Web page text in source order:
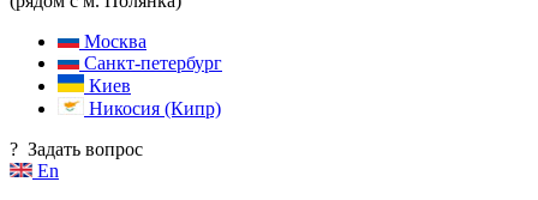
Москва
Санкт-петербург
Киев
Никосия (Кипр)
? Задать вопрос
En